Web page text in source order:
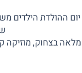
ההולדת הילדים
בצחוק, מוזיקה